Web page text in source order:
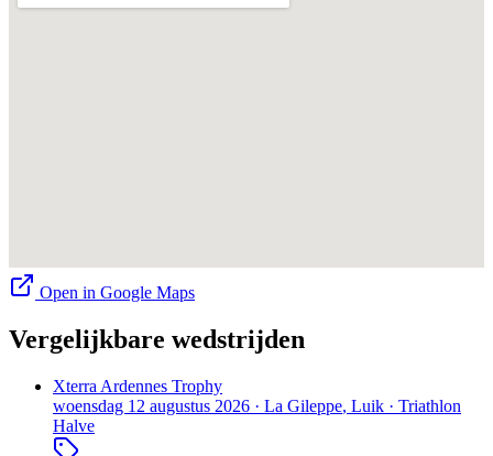
Open in Google Maps
Vergelijkbare wedstrijden
Xterra Ardennes Trophy
woensdag 12 augustus 2026 · La Gileppe, Luik · Triathlon
Halve